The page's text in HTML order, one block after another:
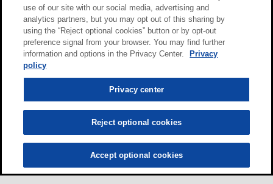
use of our site with our social media, advertising and
analytics partners, but you may opt out of this sharing by
using the “Reject optional cookies” button or by opt-out
preference signal from your browser. You may find further
information and options in the Privacy Center.
Privacy
policy
Privacy center
Reject optional cookies
Accept optional cookies